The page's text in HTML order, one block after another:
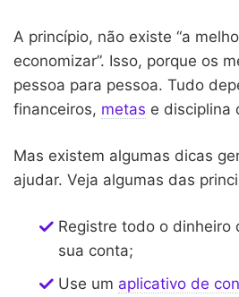
A princípio, não existe “a
economizar”. Isso, porque os
pessoa para pessoa. Tudo
financeiros, metas e disciplina
Mas existem algumas dicas
ajudar. Veja algumas das
Registre todo o dinheiro
sua conta;
Use um aplicativo de